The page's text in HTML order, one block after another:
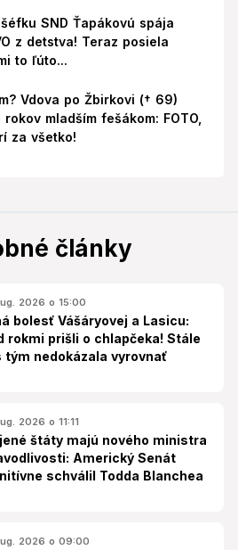
SND Ťapákovú spája
z detstva! Teraz posiela
to ľúto...
Vdova po Žbirkovi († 69)
mladším fešákom: FOTO,
za všetko!
články
2026 o 15:00
bolesť Vášáryovej a Lasicu:
rokmi prišli o chlapčeka! Stále
tým nedokázala vyrovnať
2026 o 11:11
štáty majú nového ministra
Americký Senát
schválil Todda Blanchea
2026 o 09:00